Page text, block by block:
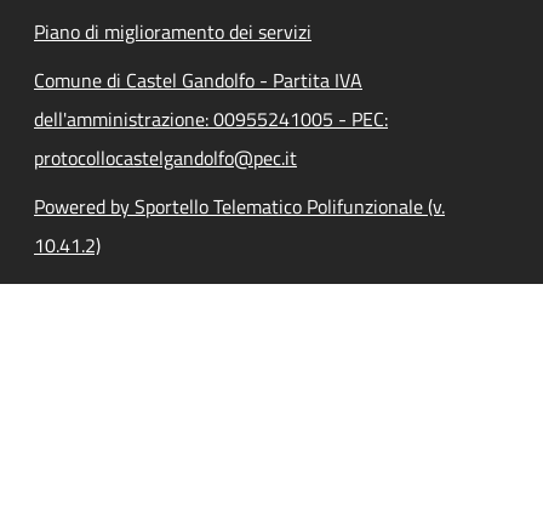
Piano di miglioramento dei servizi
Comune di Castel Gandolfo - Partita IVA
dell'amministrazione: 00955241005 - PEC:
protocollocastelgandolfo@pec.it
Powered by Sportello Telematico Polifunzionale (v.
10.41.2)